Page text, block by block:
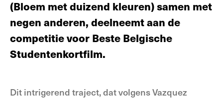
(Bloem met duizend kleuren) samen met
negen anderen, deelneemt aan de
competitie voor Beste Belgische
Studentenkortfilm.
Dit intrigerend traject, dat volgens Vazquez